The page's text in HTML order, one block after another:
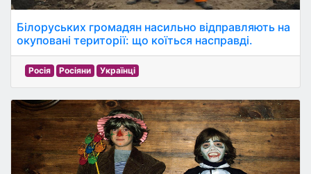
Білоруських громадян насильно відправляють на
окуповані території: що коїться насправді.
Росія Росіяни Українці